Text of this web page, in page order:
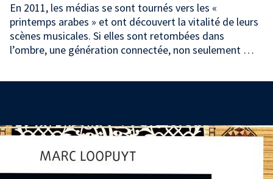
En 2011, les médias se sont tournés vers les «
printemps arabes » et ont découvert la vitalité de leurs
scènes musicales. Si elles sont retombées dans
l’ombre, une génération connectée, non seulement …